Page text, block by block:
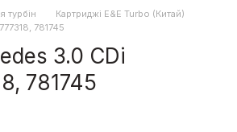
турбін
Картриджі E&E Turbo (Китай)
781745
3.0 CDi
781745